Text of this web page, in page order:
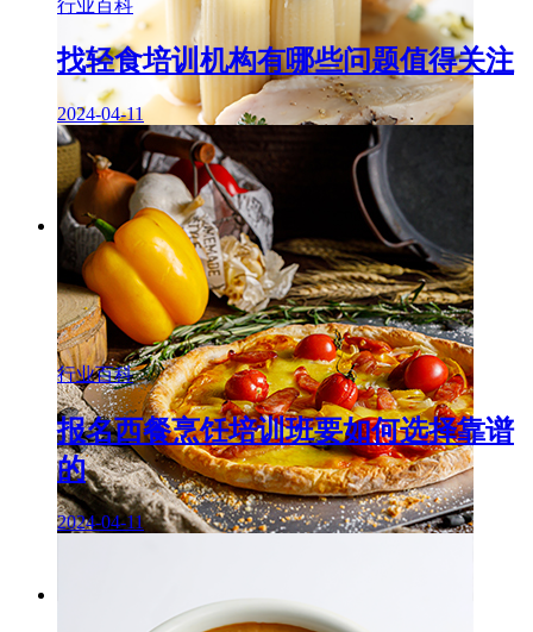
行业百科
找轻食培训机构有哪些问题值得关注
2024-04-11
行业百科
报名西餐烹饪培训班要如何选择靠谱
的
2024-04-11